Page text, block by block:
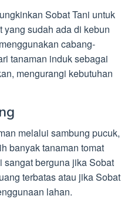
Sobat Tani untuk
yang sudah ada di kebun
cabang-
tanaman induk sebagai
mengurangi kebutuhan
melalui sambung pucuk,
banyak tanaman tomat
sangat berguna jika Sobat
terbatas atau jika Sobat
lahan.